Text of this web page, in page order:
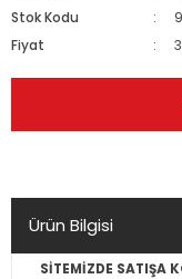
Stok Kodu
Fiyat
Ürün Bilgisi
SİTEMİZDE SATIŞA